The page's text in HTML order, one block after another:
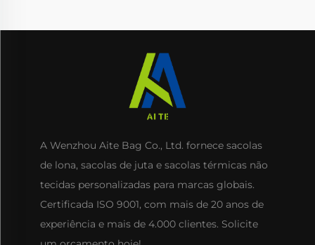
A Wenzhou Aite Bag Co., Ltd. fornece sacolas
de lona, sacolas de juta e sacolas térmicas não
tecidas personalizadas para marcas globais.
Certificada ISO 9001, com mais de 20 anos de
experiência e mais de 4.000 clientes. Solicite